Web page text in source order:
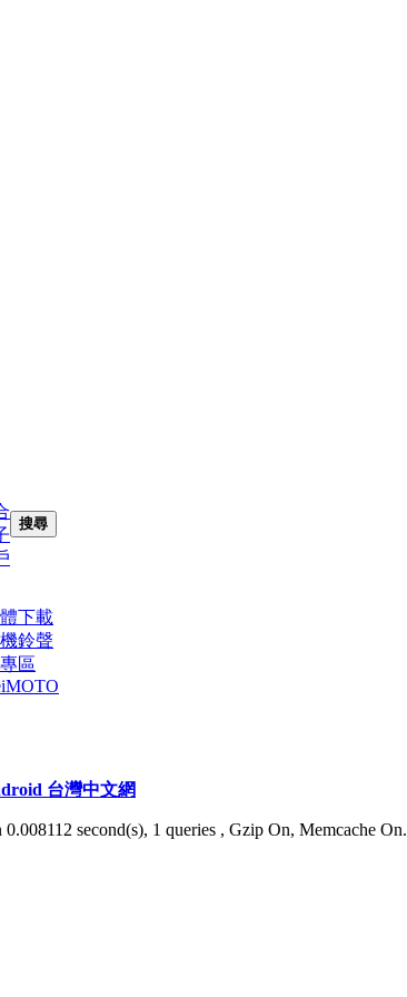
搜尋
下載
鈴聲
區
MOTO
台灣中文網
0.008112 second(s), 1 queries , Gzip On, Memcache On.